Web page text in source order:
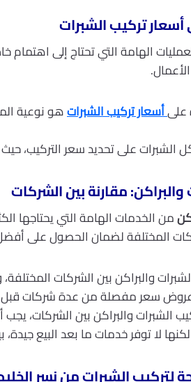
أسعار تركيب الشبرات
الهامة التي تحتاج إلى
علىأسعار تركيب الشبراتهو نوعية
الشبرات على تحديد سعر التركيب،
مقارنة بين الشركات
من الخدمات الهامة التي يحتاجها
المختلفة لضمان الحصول على
والبراكن بين الشركات
سعر مفصلة من عدة شركات قبل
الشبرات والبراكن بين الشركات،
لا توفر خدمات ما بعد البيع
لتركيب الشبرات من نسر